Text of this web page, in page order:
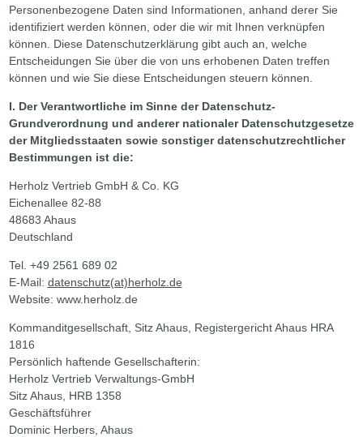
Personenbezogene Daten sind Informationen, anhand derer Sie
identifiziert werden können, oder die wir mit Ihnen verknüpfen
können. Diese Datenschutzerklärung gibt auch an, welche
Entscheidungen Sie über die von uns erhobenen Daten treffen
können und wie Sie diese Entscheidungen steuern können.
I. Der Verantwortliche im Sinne der Datenschutz-
Grundverordnung und anderer nationaler Datenschutzgesetze
der Mitgliedsstaaten sowie sonstiger datenschutzrechtlicher
Bestimmungen ist die:
Herholz Vertrieb GmbH & Co. KG
Eichenallee 82-88
48683 Ahaus
Deutschland
Tel. +49 2561 689 02
E-Mail: datenschutz(at)herholz.de
Website: www.herholz.de
Kommanditgesellschaft, Sitz Ahaus, Registergericht Ahaus HRA
1816
Persönlich haftende Gesellschafterin:
Herholz Vertrieb Verwaltungs-GmbH
Sitz Ahaus, HRB 1358
Geschäftsführer
Dominic Herbers, Ahaus